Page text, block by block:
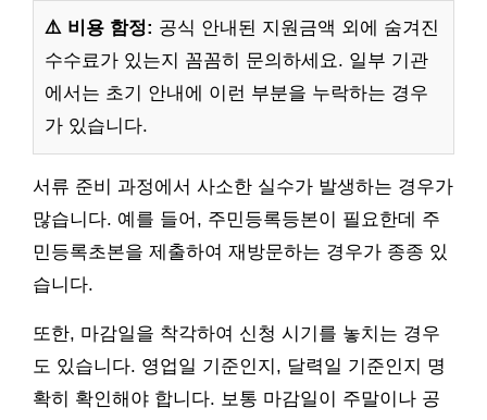
⚠️ 비용 함정: 공식 안내된 지원금액 외에 숨겨진
수수료가 있는지 꼼꼼히 문의하세요. 일부 기관
에서는 초기 안내에 이런 부분을 누락하는 경우
가 있습니다.
서류 준비 과정에서 사소한 실수가 발생하는 경우가
많습니다. 예를 들어, 주민등록등본이 필요한데 주
민등록초본을 제출하여 재방문하는 경우가 종종 있
습니다.
또한, 마감일을 착각하여 신청 시기를 놓치는 경우
도 있습니다. 영업일 기준인지, 달력일 기준인지 명
확히 확인해야 합니다. 보통 마감일이 주말이나 공